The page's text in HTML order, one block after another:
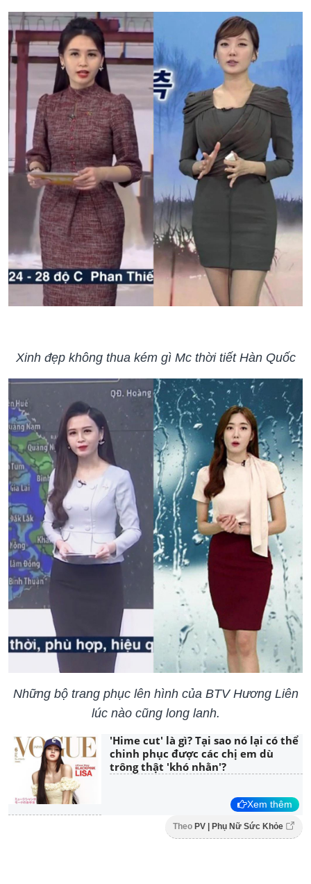
Xinh đẹp không thua kém gì Mc thời tiết Hàn Quốc
Những bộ trang phục lên hình của BTV Hương Liên
lúc nào cũng long lanh.
'Hime cut' là gì? Tại sao nó lại có thể
chinh phục được các chị em dù
trông thật 'khó nhằn'?
Xem thêm
Theo PV | Phụ Nữ Sức Khỏe